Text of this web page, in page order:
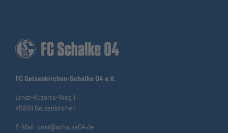
FC Gelsenkirchen-Schalke 04 e.V.
Ernst-Kuzorra-Weg 1
45891 Gelsenkirchen
E-Mail: post@schalke04.de